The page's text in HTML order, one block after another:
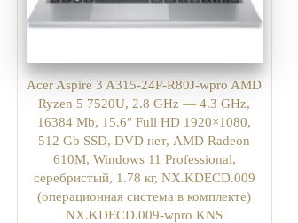
Acer Aspire 3 A315-24P-R80J-wpro AMD
Ryzen 5 7520U, 2.8 GHz — 4.3 GHz,
16384 Mb, 15.6″ Full HD 1920×1080,
512 Gb SSD, DVD нет, AMD Radeon
610M, Windows 11 Professional,
серебристый, 1.78 кг, NX.KDECD.009
(операционная система в комплекте)
NX.KDECD.009-wpro KNS